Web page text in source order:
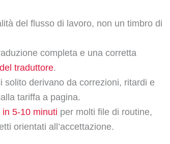
del flusso di lavoro, non un timbro di
completa e una corretta
traduttore.
solito derivano da correzioni, ritardi e
tariffa a pagina.
5-10 minuti per molti file di routine,
orientati all’accettazione.